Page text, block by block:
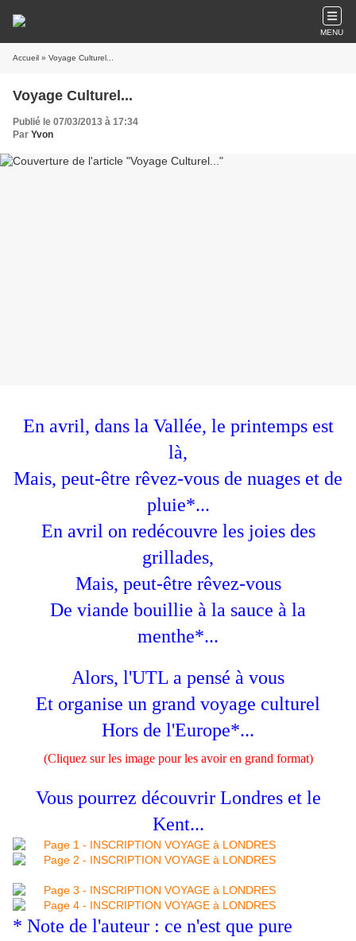
MENU
Accueil » Voyage Culturel...
Voyage Culturel...
Publié le 07/03/2013 à 17:34
Par Yvon
En avril, dans la Vallée, le printemps est
là,
Mais, peut-être rêvez-vous de nuages et de
pluie*...
En avril on redécouvre les joies des
grillades,
Mais, peut-être rêvez-vous
De viande bouillie à la sauce à la
menthe*...
Alors, l'UTL a pensé à vous
Et organise un grand voyage culturel
Hors de l'Europe*...
(Cliquez sur les image pour les avoir en grand format)
Vous pourrez découvrir Londres et le
Kent...
* Note de l'auteur : ce n'est que pure